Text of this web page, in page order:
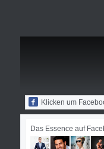
Klicken um
Das Essence auf